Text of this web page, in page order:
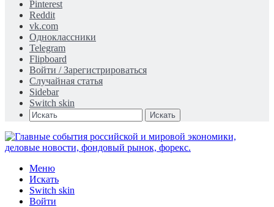
Pinterest
Reddit
vk.com
Одноклассники
Telegram
Flipboard
Войти / Зарегистрироваться
Случайная статья
Sidebar
Switch skin
Искать
Меню
Искать
Switch skin
Войти